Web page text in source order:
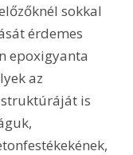
sokkal
érdemes
epoxigyanta
az
is